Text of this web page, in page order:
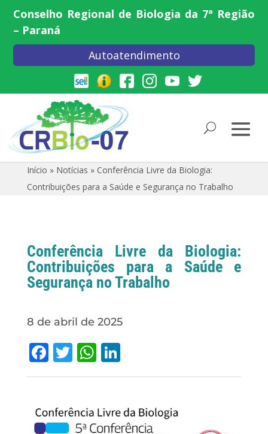
Conselho Regional de Biologia da 7ª Região
– Paraná
Autoatendimento
Início » Notícias » Conferência Livre da Biologia:
Contribuições para a Saúde e Segurança no Trabalho
Conferência Livre da Biologia:
Contribuições para a Saúde e
Segurança no Trabalho
8 de abril de 2025
Facebook
Twitter
WhatsApp
LinkedIn